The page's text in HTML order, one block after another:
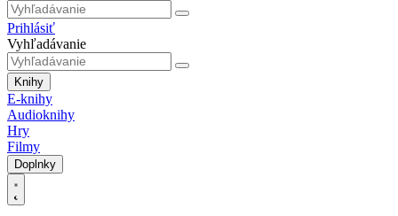
Prihlásiť
Vyhľadávanie
Knihy
E-knihy
Audioknihy
Hry
Filmy
Doplnky